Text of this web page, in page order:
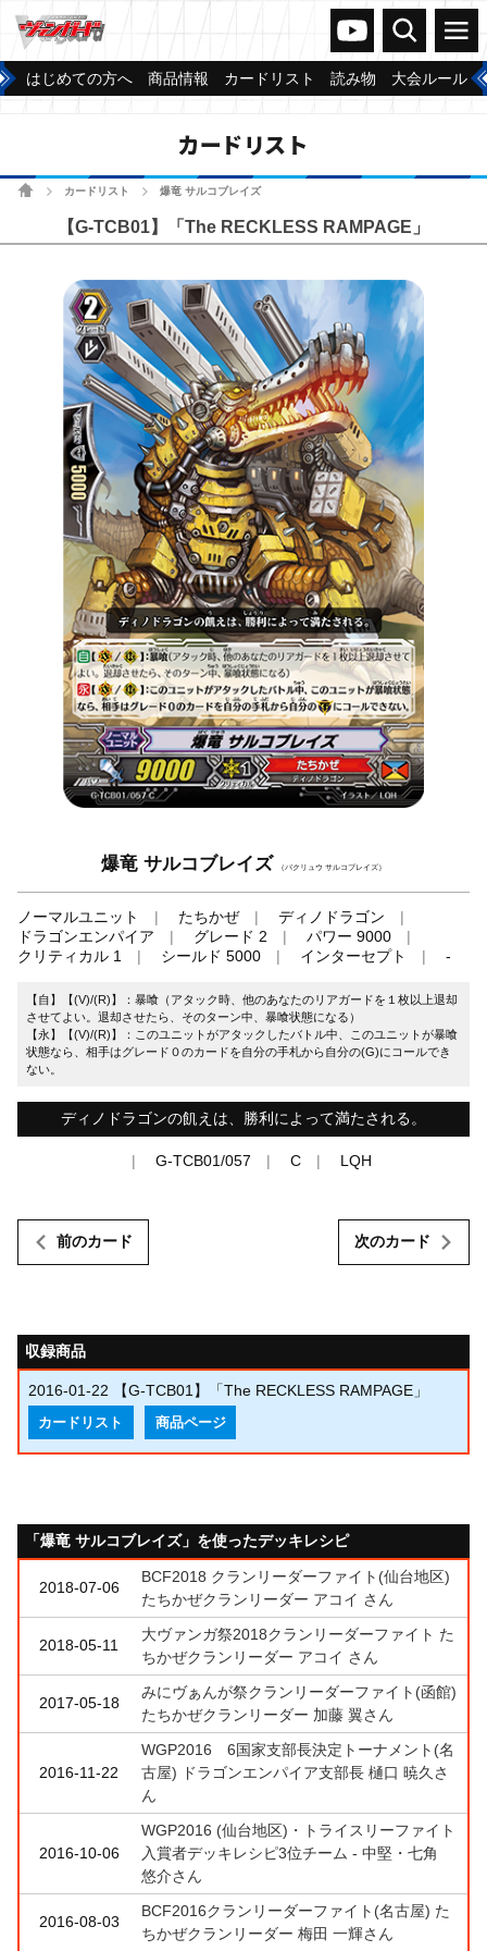
ヴァンガードch
検索 メニュー
はじめての方へ 商品情報 カードリスト 読み物 大会ルール
カードリスト
ホームカードリスト 爆竜 サルコブレイズ
【G-TCB01】「The RECKLESS RAMPAGE」
爆竜 サルコブレイズ （バクリュウ サルコブレイズ）
ノーマルユニット たちかぜ
ディノドラゴン
ドラゴンエンパイア
グレード 2
パワー 9000
クリティカル 1
シールド 5000 インターセプト -
【自】【(V)/(R)】：暴喰（アタック時、他のあなたのリアガードを１枚以上退却
させてよい。退却させたら、そのターン中、暴喰状態になる）
【永】【(V)/(R)】：このユニットがアタックしたバトル中、このユニットが暴喰
状態なら、相手はグレード０のカードを自分の手札から自分の(G)にコールでき
ない。
ディノドラゴンの飢えは、勝利によって満たされる。
G-TCB01/057 C LQH
前のカード 次のカード
収録商品
2016-01-22 【G-TCB01】「The RECKLESS RAMPAGE」
カードリスト 商品ページ
「爆竜 サルコブレイズ」を使ったデッキレシピ
2018-07-06
BCF2018 クランリーダーファイト(仙台地区)
たちかぜクランリーダー アコイ さん
2018-05-11
大ヴァンガ祭2018クランリーダーファイト た
ちかぜクランリーダー アコイ さん
2017-05-18
みにヴぁんが祭クランリーダーファイト(函館)
たちかぜクランリーダー 加藤 翼さん
2016-11-22
WGP2016 6国家支部長決定トーナメント(名
古屋) ドラゴンエンパイア支部長 樋口 暁久さ
ん
2016-10-06
WGP2016 (仙台地区)・トライスリーファイト
入賞者デッキレシピ3位チーム - 中堅・七角
悠介さん
2016-08-03
BCF2016クランリーダーファイト(名古屋) た
ちかぜクランリーダー 梅田 一輝さん